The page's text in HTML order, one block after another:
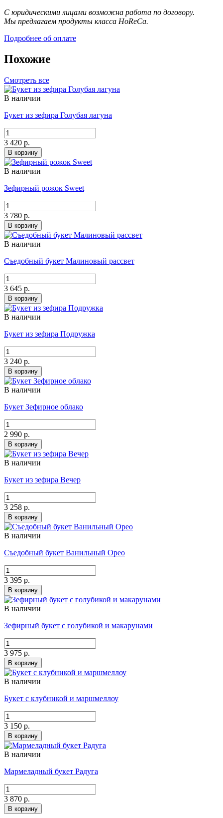
С юридическими лицами возможна работа по договору.
Мы предлагаем продукты класса HoReCa.
Подробнее об оплате
Похожие
Смотреть все
В наличии
Букет из зефира Голубая лагуна
3 420 р.
В корзину
В наличии
Зефирный рожок Sweet
3 780 р.
В корзину
В наличии
Съедобный букет Малиновый рассвет
3 645 р.
В корзину
В наличии
Букет из зефира Подружка
3 240 р.
В корзину
В наличии
Букет Зефирное облако
2 990 р.
В корзину
В наличии
Букет из зефира Вечер
3 258 р.
В корзину
В наличии
Съедобный букет Ванильный Орео
3 395 р.
В корзину
В наличии
Зефирный букет с голубикой и макарунами
3 975 р.
В корзину
В наличии
Букет с клубникой и маршмеллоу
3 150 р.
В корзину
В наличии
Мармеладный букет Радуга
3 870 р.
В корзину